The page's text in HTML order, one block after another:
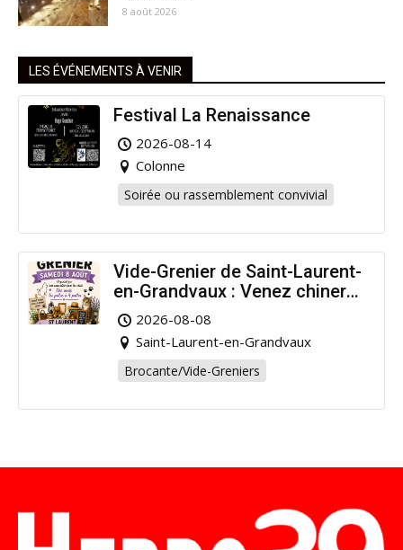
8 août 2026
LES ÉVÉNEMENTS À VENIR
Festival La Renaissance
2026-08-14
Colonne
Soirée ou rassemblement convivial
Vide-Grenier de Saint-Laurent-
en-Grandvaux : Venez chiner
pour la bonne cause !
2026-08-08
Saint-Laurent-en-Grandvaux
Brocante/Vide-Greniers